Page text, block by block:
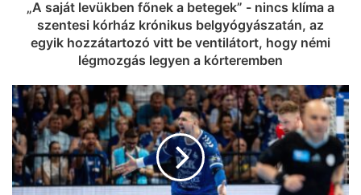
„A saját levükben főnek a betegek” - nincs klíma a
szentesi kórház krónikus belgyógyászatán, az
egyik hozzátartozó vitt be ventilátort, hogy némi
légmozgás legyen a kórteremben